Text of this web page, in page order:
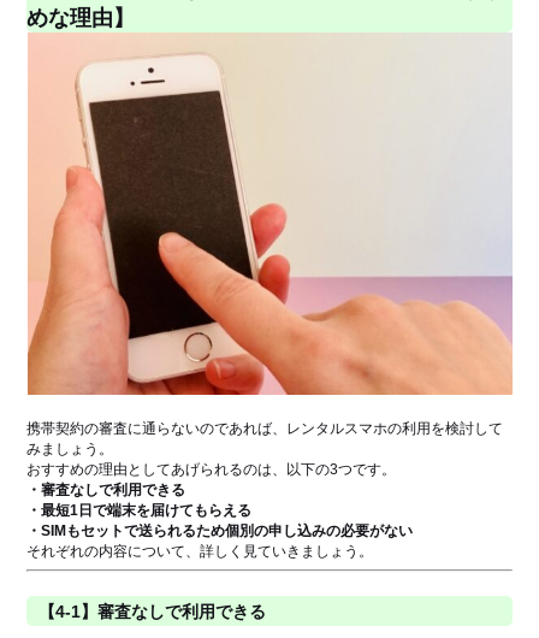
めな理由】
携帯契約の審査に通らないのであれば、レンタルスマホの利用を検討して
みましょう。
おすすめの理由としてあげられるのは、以下の3つです。
・審査なしで利用できる
・最短1日で端末を届けてもらえる
・SIMもセットで送られるため個別の申し込みの必要がない
それぞれの内容について、詳しく見ていきましょう。
【4-1】審査なしで利用できる